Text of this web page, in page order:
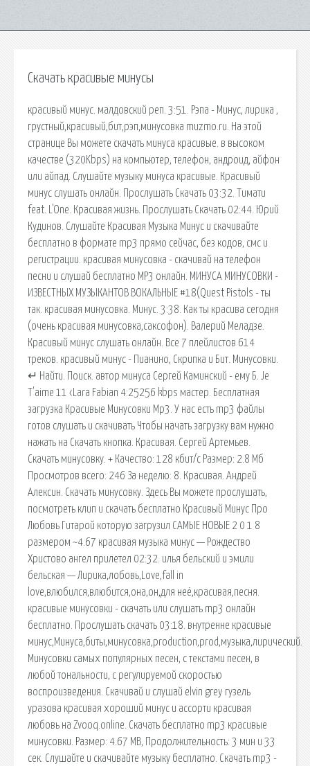
Скачать красивые минусы
красивый минус. малдовский реп. 3:51. Рэпа - Минус, лирика ,
грустный,красивый,бит,рэп,минусовка muzmo.ru. На этой
странице Вы можете скачать минуса красивые. в высоком
качестве (320Kbps) на компьютер, телефон, андроид, айфон
или айпад. Слушайте музыку минуса красивые. Красивый
минус слушать онлайн. Прослушать Скачать 03:32. Тимати
feat. L'One. Красивая жизнь. Прослушать Скачать 02:44. Юрий
Кудинов. Слушайте Красивая Музыка Минус и скачивайте
бесплатно в формате mp3 прямо сейчас, без кодов, смс и
регистрации. красивая минусовка - скачивай на телефон
песни и слушай бесплатно MP3 онлайн. МИНУСА МИНУСОВКИ -
ИЗВЕСТНЫХ МУЗЫКАНТОВ ВОКАЛЬНЫЕ #18(Quest Pistols - ты
так. красивая минусовка. Минус. 3:38. Как ты красива сегодня
(очень красивая минусовка,саксофон). Валерий Меладзе.
Красивый минус слушать онлайн. Все 7 плейлистов 614
треков. красивый минус - Пианино, Скрипка и Бит. Минусовки.
↵ Найти. Поиск. автор минуса Сергей Каминский - ему Б. Je
T'aime 11 ‹Lara Fabian 4:25256 kbps мастер. Бесплатная
загрузка Красивые Минусовки Mp3. У нас есть mp3 файлы
готов слушать и скачивать Чтобы начать загрузку вам нужно
нажать на Скачать кнопка. Красивая. Сергей Артемьев.
Скачать минусовку. + Качество: 128 кбит/с Размер: 2.8 Мб
Просмотров всего: 246 За неделю: 8. Красивая. Андрей
Алексин. Скачать минусовку. Здесь Вы можете прослушать,
посмотреть клип и скачать бесплатно Красивый Минус Про
Любовь Гитарой которую загрузил САМЫЕ НОВЫЕ 2 0 1 8
размером ~4.67 красивая музыка минус — Рождество
Христово ангел прилетел 02:32. илья бельский и эмили
бельская — Лирика,лобовь,Love,fall in
love,влюбился,влюбится,она,он,для неё,красивая,песня.
красивые минусовки - скачать или слушать mp3 онлайн
бесплатно. Прослушать скачать 03:18. внутренне красивые
минус,Минуса,биты,минусовка,production,prod,музыка,лирический.
Минусовки самых популярных песен, с текстами песен, в
любой тональности, с регулируемой скоростью
воспроизведения. Скачивай и слушай elvin grey гузель
уразова красивая хороший минус и ассорти красивая
любовь на Zvooq.online. Скачать бесплатно mp3 красивые
минусовки. Размер: 4.67 MB, Продолжительность: 3 мин и 33
сек. Слушайте и скачивайте музыку бесплатно. Скачать mp3 -